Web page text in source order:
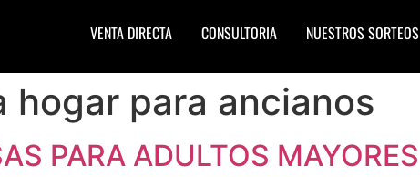
VENTA DIRECTA CONSULTORIA NUESTROS SORTEOS
hogar para ancianos
PARA ADULTOS MAYORES